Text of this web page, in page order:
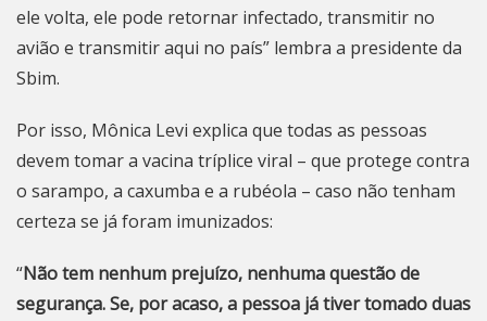
ele volta, ele pode retornar infectado, transmitir no
avião e transmitir aqui no país” lembra a presidente da
Sbim.
Por isso, Mônica Levi explica que todas as pessoas
devem tomar a vacina tríplice viral – que protege contra
o sarampo, a caxumba e a rubéola – caso não tenham
certeza se já foram imunizados:
“Não tem nenhum prejuízo, nenhuma questão de
segurança. Se, por acaso, a pessoa já tiver tomado duas